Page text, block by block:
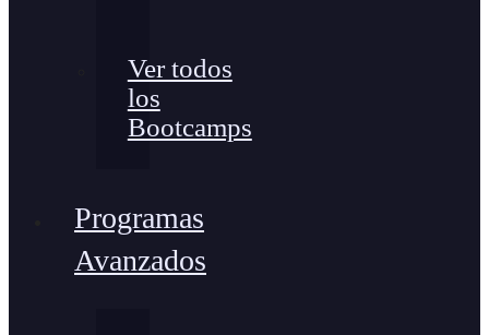
Ver todos
los
Bootcamps
Programas
Avanzados